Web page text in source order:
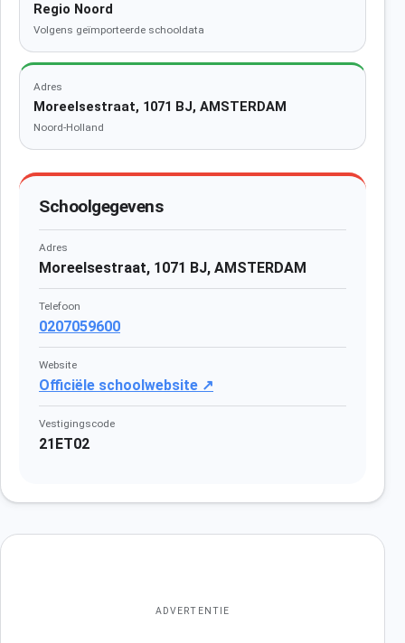
Regio Noord
Volgens geïmporteerde schooldata
Adres
Moreelsestraat, 1071 BJ, AMSTERDAM
Noord-Holland
Schoolgegevens
Adres
Moreelsestraat, 1071 BJ, AMSTERDAM
Telefoon
0207059600
Website
Officiële schoolwebsite ↗
Vestigingscode
21ET02
ADVERTENTIE